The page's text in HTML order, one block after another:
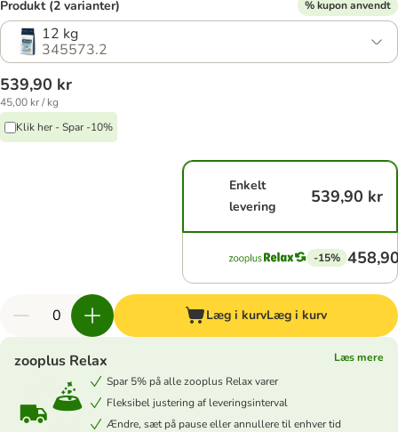
Produkt (2 varianter) % kupon anvendt
12 kg
345573.2
539,90 kr
45,00 kr / kg
Klik her - Spar -10%
Enkelt
levering
539,90 kr
-15%
Læg i kurvLæg i kurv
zooplus Relax
Læs mere
Spar 5% på alle zooplus Relax varer
Fleksibel justering af leveringsinterval
Ændre, sæt på pause eller annullere til enhver tid